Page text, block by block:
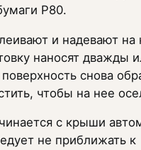
Р80.
и надевают на
наносят дважды
снова
чтобы на нее
с крыши
не приближать к